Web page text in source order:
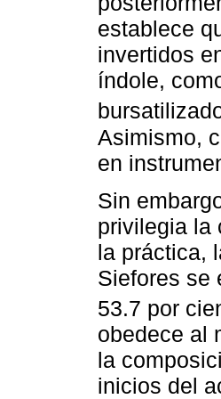
establece
invertidos
índole,
Asimismo,
en
Sin
privilegia la
la práctica,
Siefores se
53.7 por
obedece al
la
inicios del